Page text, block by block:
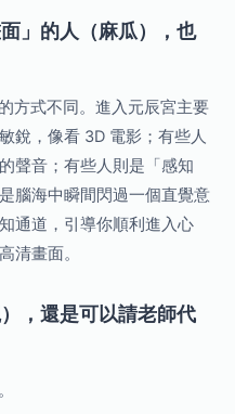
」的人（麻瓜），也
方式不同。進入元辰宮主要
銳，像看 3D 電影；有些人
聲音；有些人則是「感知
腦海中瞬間閃過一個直覺意
通道，引導你順利進入心
清畫面。
，還是可以請老師代